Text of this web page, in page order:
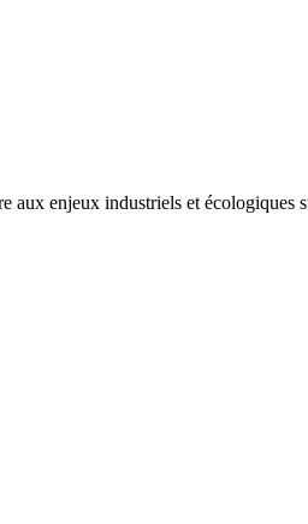
enjeux industriels et écologiques